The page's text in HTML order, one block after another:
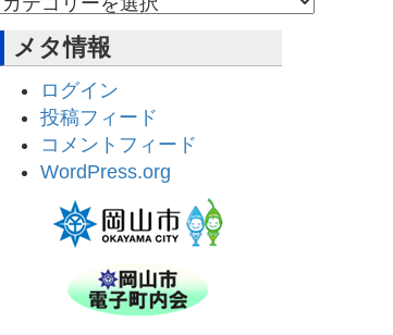
メタ情報
ログイン
投稿フィード
コメントフィード
WordPress.org